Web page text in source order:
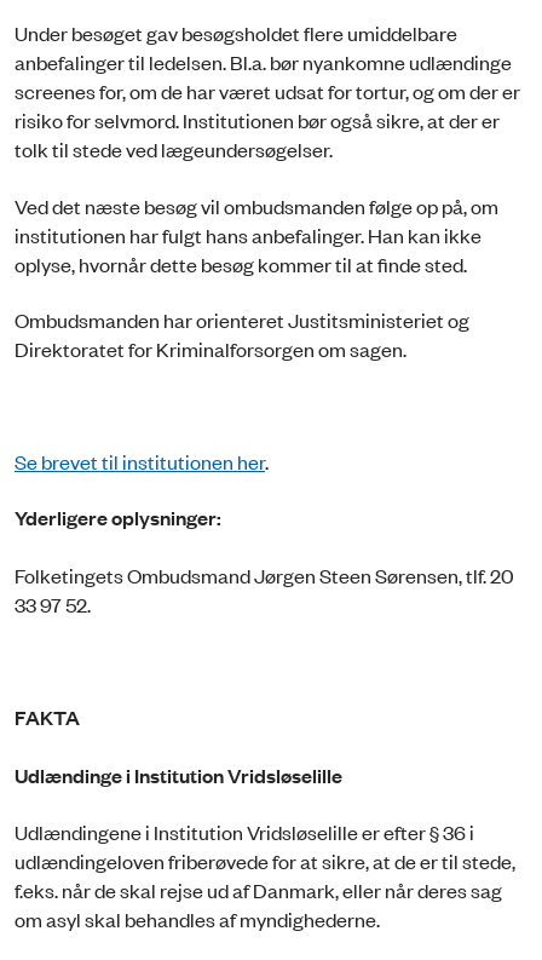
Under besøget gav besøgsholdet flere umiddelbare
anbefalinger til ledelsen. Bl.a. bør nyankomne udlændinge
screenes for, om de har været udsat for tortur, og om der er
risiko for selvmord. Institutionen bør også sikre, at der er
tolk til stede ved lægeundersøgelser.
Ved det næste besøg vil ombudsmanden følge op på, om
institutionen har fulgt hans anbefalinger. Han kan ikke
oplyse, hvornår dette besøg kommer til at finde sted.
Ombudsmanden har orienteret Justitsministeriet og
Direktoratet for Kriminalforsorgen om sagen.
Se brevet til institutionen her.
Yderligere oplysninger:
Folketingets Ombudsmand Jørgen Steen Sørensen, tlf. 20
33 97 52.
FAKTA
Udlændinge i Institution Vridsløselille
Udlændingene i Institution Vridsløselille er efter § 36 i
udlændingeloven friberøvede for at sikre, at de er til stede,
f.eks. når de skal rejse ud af Danmark, eller når deres sag
om asyl skal behandles af myndighederne.